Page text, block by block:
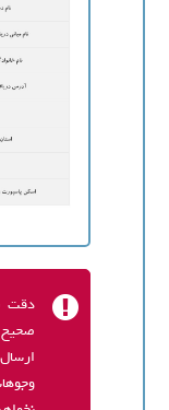
دقت